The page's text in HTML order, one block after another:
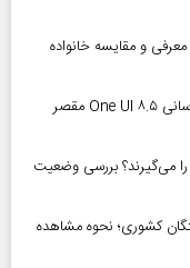
و مقایسه خانواده
بحران باتری در گوشی‌های سامسونگ؛ آیا به‌روزرسانی One UI ۸.۵ مقصر
می‌گیرند؟ بررسی وضعیت
بازنشستگان کشوری؛ نحوه مشاهده